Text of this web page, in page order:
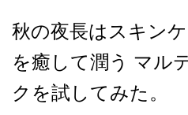
秋の夜長はスキン
を癒して潤う マル
クを試してみた。